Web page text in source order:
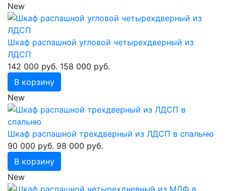
New
Шкаф распашной угловой четырехдверный из
ЛДСП
142 000 руб. 158 000 руб.
В корзину
New
Шкаф распашной трехдверный из ЛДСП в спальню
90 000 руб. 98 000 руб.
В корзину
New